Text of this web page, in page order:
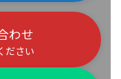
わせ
ださい